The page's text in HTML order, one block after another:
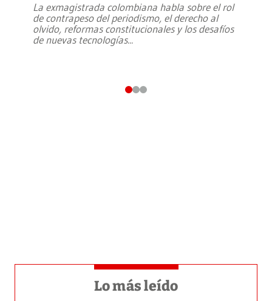
La exmagistrada colombiana habla sobre el rol
de contrapeso del periodismo, el derecho al
olvido, reformas constitucionales y los desafíos
de nuevas tecnologías...
Lo más leído